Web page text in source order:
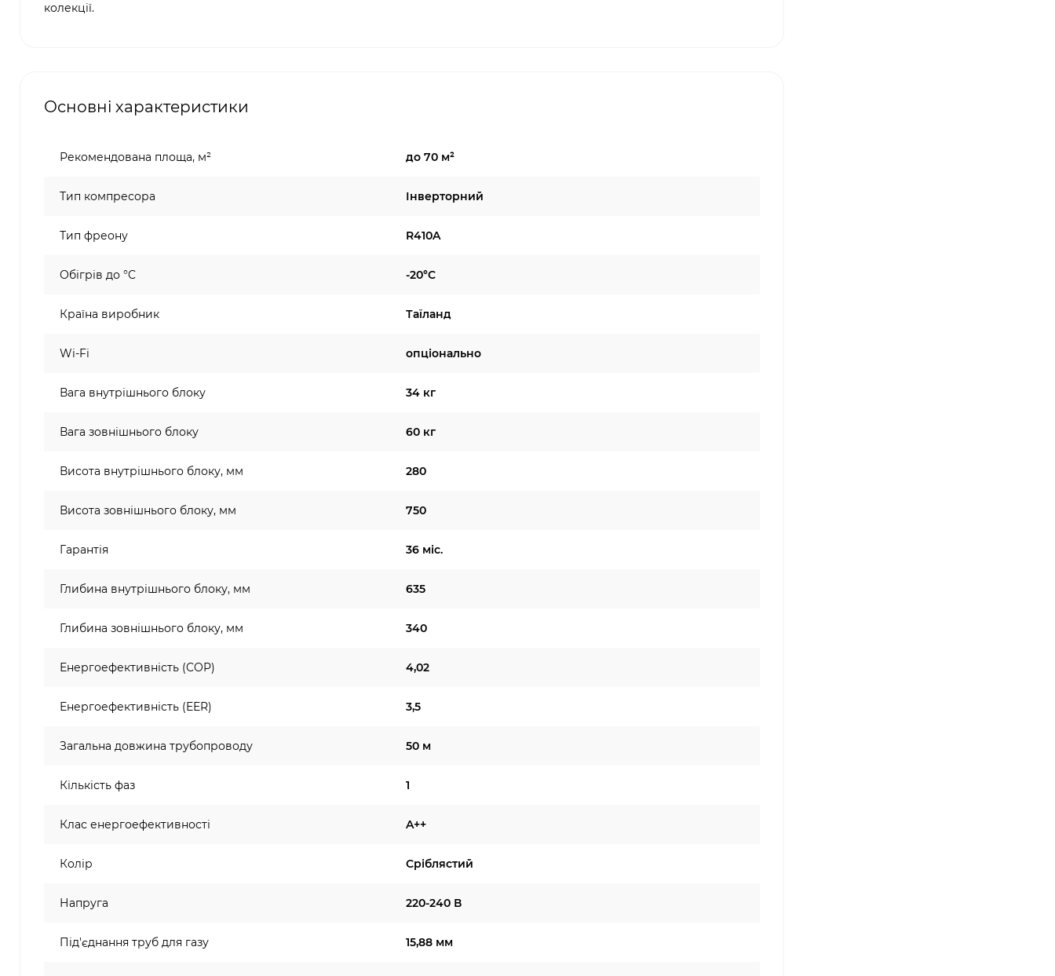
колекції.
Основні характеристики
Рекомендована площа, м² до 70 м²
Тип компресора Інверторний
Тип фреону R410A
Обігрів до °C -20°C
Країна виробник Таїланд
Wi-Fi опціонально
Вага внутрішнього блоку 34 кг
Вага зовнішнього блоку 60 кг
Висота внутрішнього блоку, мм 280
Висота зовнішнього блоку, мм 750
Гарантія 36 міс.
Глибина внутрішнього блоку, мм 635
Глибина зовнішнього блоку, мм 340
Енергоефективність (COP) 4,02
Енергоефективність (EER) 3,5
Загальна довжина трубопроводу 50 м
Кількість фаз 1
Клас енергоефективності A++
Колір Сріблястий
Напруга 220-240 В
Під'єднання труб для газу 15,88 мм